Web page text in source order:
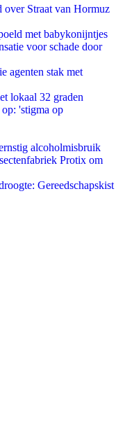
over Straat van Hormuz
met babykonijntjes
voor schade door
agenten stak met
lokaal 32 graden
'stigma op
alcoholmisbruik
Protix om
Gereedschapskist